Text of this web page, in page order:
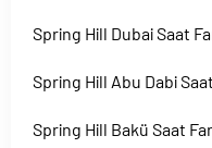
Spring Hill Dubai Saat
Spring Hill Abu Dabi
Spring Hill Bakü Saat